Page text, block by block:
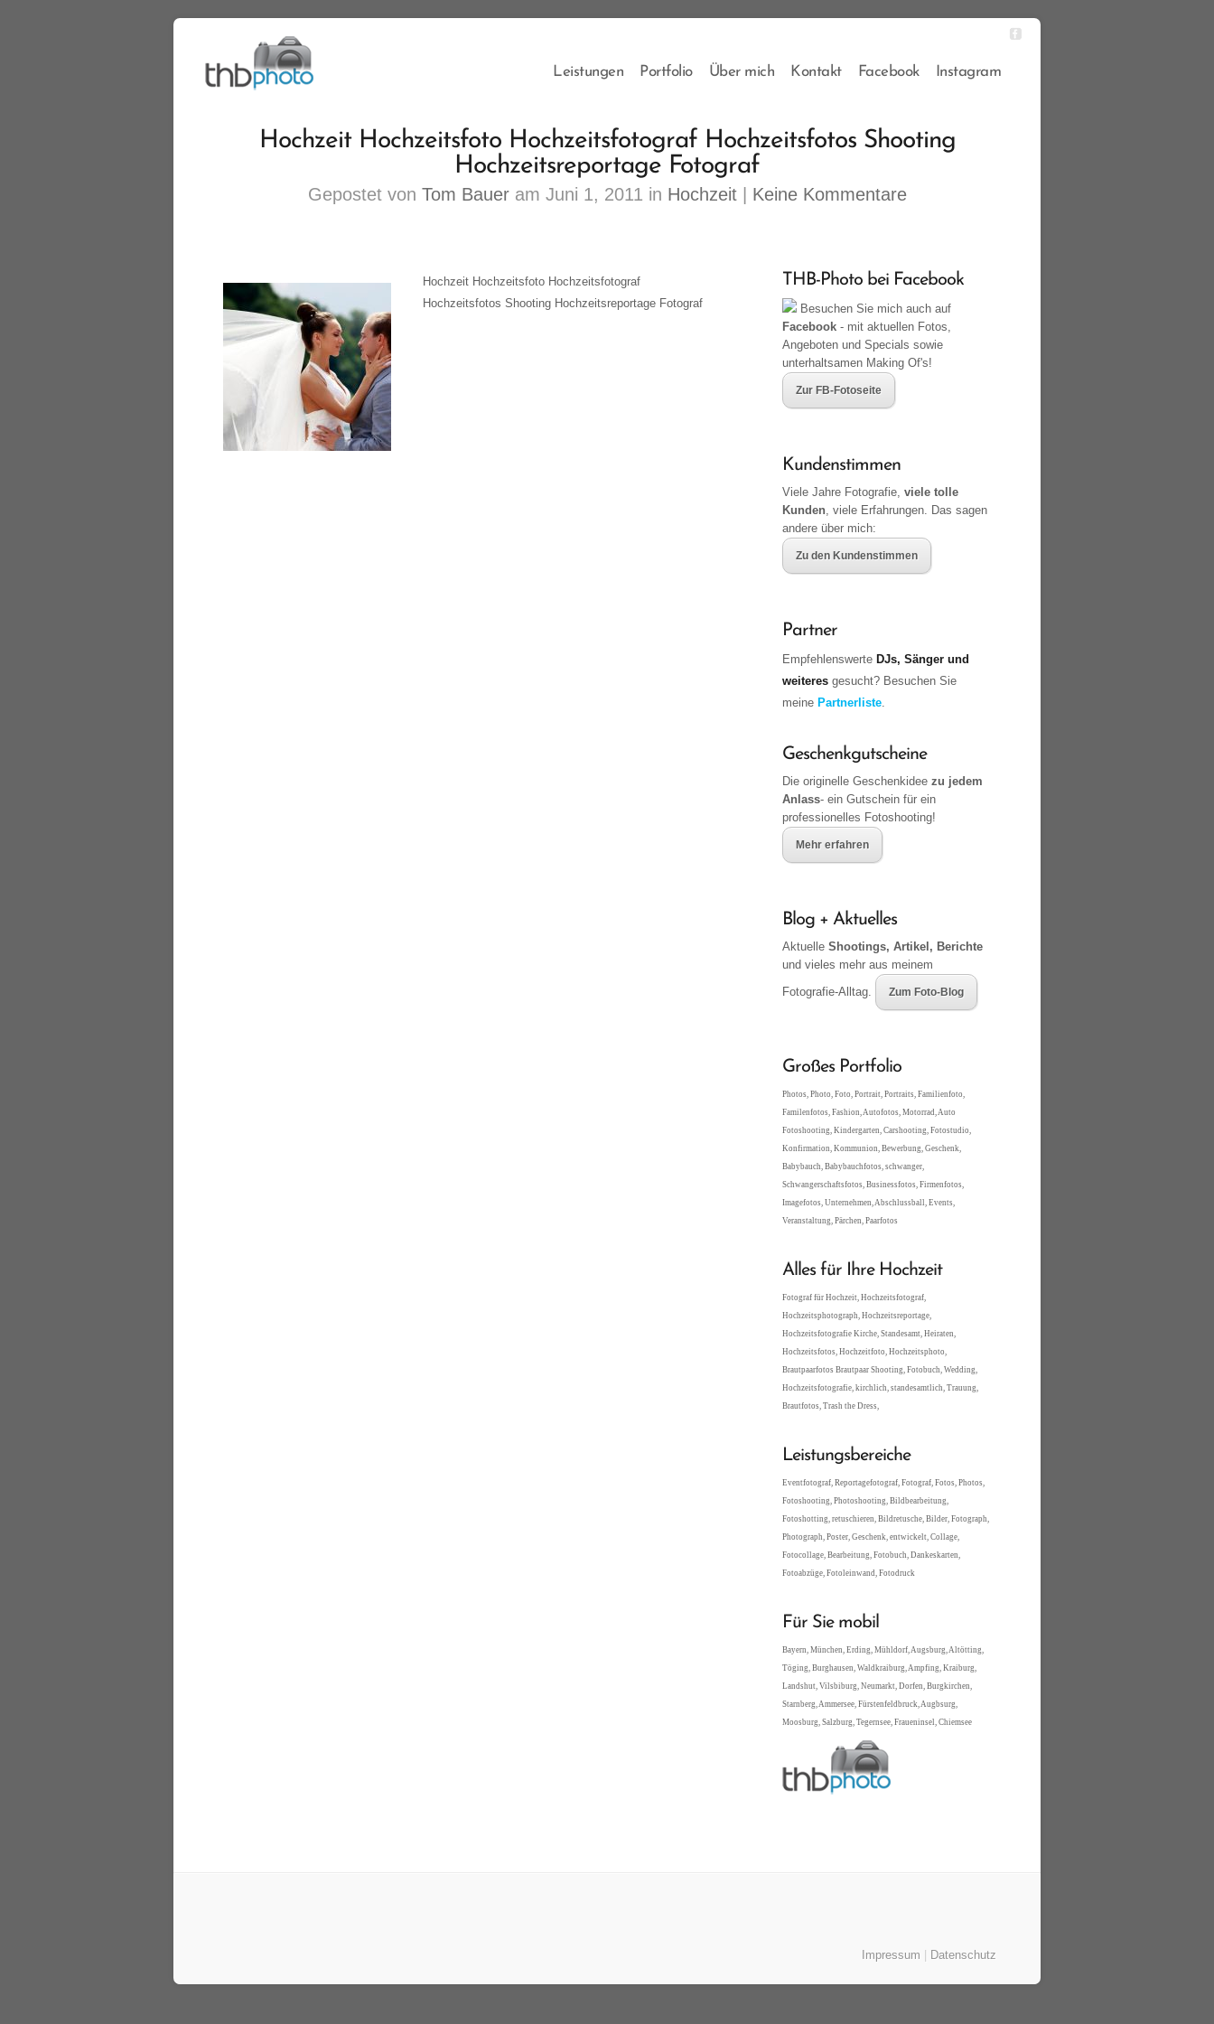
Leistungen Portfolio Über mich Kontakt Facebook Instagram
Hochzeit Hochzeitsfoto Hochzeitsfotograf Hochzeitsfotos Shooting
Hochzeitsreportage Fotograf
Gepostet von Tom Baueram Juni 1, 2011 in Hochzeit| Keine Kommentare
Hochzeit Hochzeitsfoto Hochzeitsfotograf
Hochzeitsfotos Shooting Hochzeitsreportage Fotograf
THB-Photo bei Facebook
Besuchen Sie mich auch auf
Facebook - mit aktuellen Fotos,
Angeboten und Specials sowie
unterhaltsamen Making Of's!
Zur FB-Fotoseite
Kundenstimmen
Viele Jahre Fotografie, viele tolle
Kunden, viele Erfahrungen. Das sagen
andere über mich:
Zu den Kundenstimmen
Partner
Empfehlenswerte DJs, Sänger und
weiteres gesucht? Besuchen Sie
meine Partnerliste.
Geschenkgutscheine
Die originelle Geschenkidee zu jedem
Anlass- ein Gutschein für ein
professionelles Fotoshooting!
Mehr erfahren
Blog + Aktuelles
Aktuelle Shootings, Artikel, Berichte
und vieles mehr aus meinem
Fotografie-Alltag.
Zum Foto-Blog
Großes Portfolio
Photos, Photo, Foto, Portrait, Portraits, Familienfoto,
Familenfotos, Fashion, Autofotos, Motorrad, Auto
Fotoshooting, Kindergarten, Carshooting, Fotostudio,
Konfirmation, Kommunion, Bewerbung, Geschenk,
Babybauch, Babybauchfotos, schwanger,
Schwangerschaftsfotos, Businessfotos, Firmenfotos,
Imagefotos, Unternehmen, Abschlussball, Events,
Veranstaltung, Pärchen, Paarfotos
Alles für Ihre Hochzeit
Fotograf für Hochzeit, Hochzeitsfotograf,
Hochzeitsphotograph, Hochzeitsreportage,
Hochzeitsfotografie Kirche, Standesamt, Heiraten,
Hochzeitsfotos, Hochzeitfoto, Hochzeitsphoto,
Brautpaarfotos Brautpaar Shooting, Fotobuch, Wedding,
Hochzeitsfotografie, kirchlich, standesamtlich, Trauung,
Brautfotos, Trash the Dress,
Leistungsbereiche
Eventfotograf, Reportagefotograf, Fotograf, Fotos, Photos,
Fotoshooting, Photoshooting, Bildbearbeitung,
Fotoshotting, retuschieren, Bildretusche, Bilder, Fotograph,
Photograph, Poster, Geschenk, entwickelt, Collage,
Fotocollage, Bearbeitung, Fotobuch, Dankeskarten,
Fotoabzüge, Fotoleinwand, Fotodruck
Für Sie mobil
Bayern, München, Erding, Mühldorf, Augsburg, Altötting,
Töging, Burghausen, Waldkraiburg, Ampfing, Kraiburg,
Landshut, Vilsbiburg, Neumarkt, Dorfen, Burgkirchen,
Starnberg, Ammersee, Fürstenfeldbruck, Augbsurg,
Moosburg, Salzburg, Tegernsee, Fraueninsel, Chiemsee
Impressum Datenschutz